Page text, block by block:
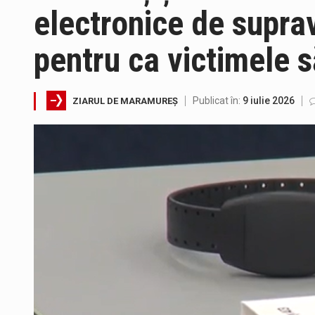
În acest sfârșit de
Directorul OCPI Maramures,
Testarea independentă a
Vremea va fi caniculară.
Proiectul de lege privind
Pe scurt. Statuia lui PINTEA
electronice de
pentru ca victimele
ZIARUL DE MARAMUREȘ Publicat în: 9 iulie 2026